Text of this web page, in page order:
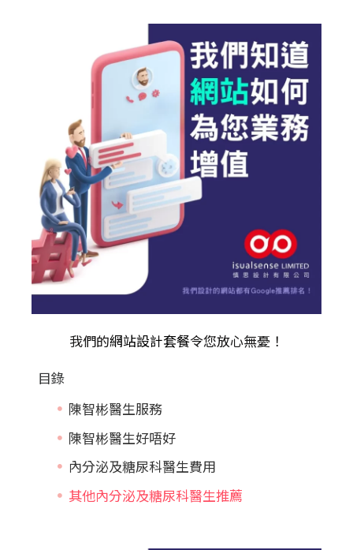
我們的網站設計套餐令您放心無憂！
目錄
陳智彬醫生服務
陳智彬醫生好唔好
內分泌及糖尿科醫生費用
其他內分泌及糖尿科醫生推薦